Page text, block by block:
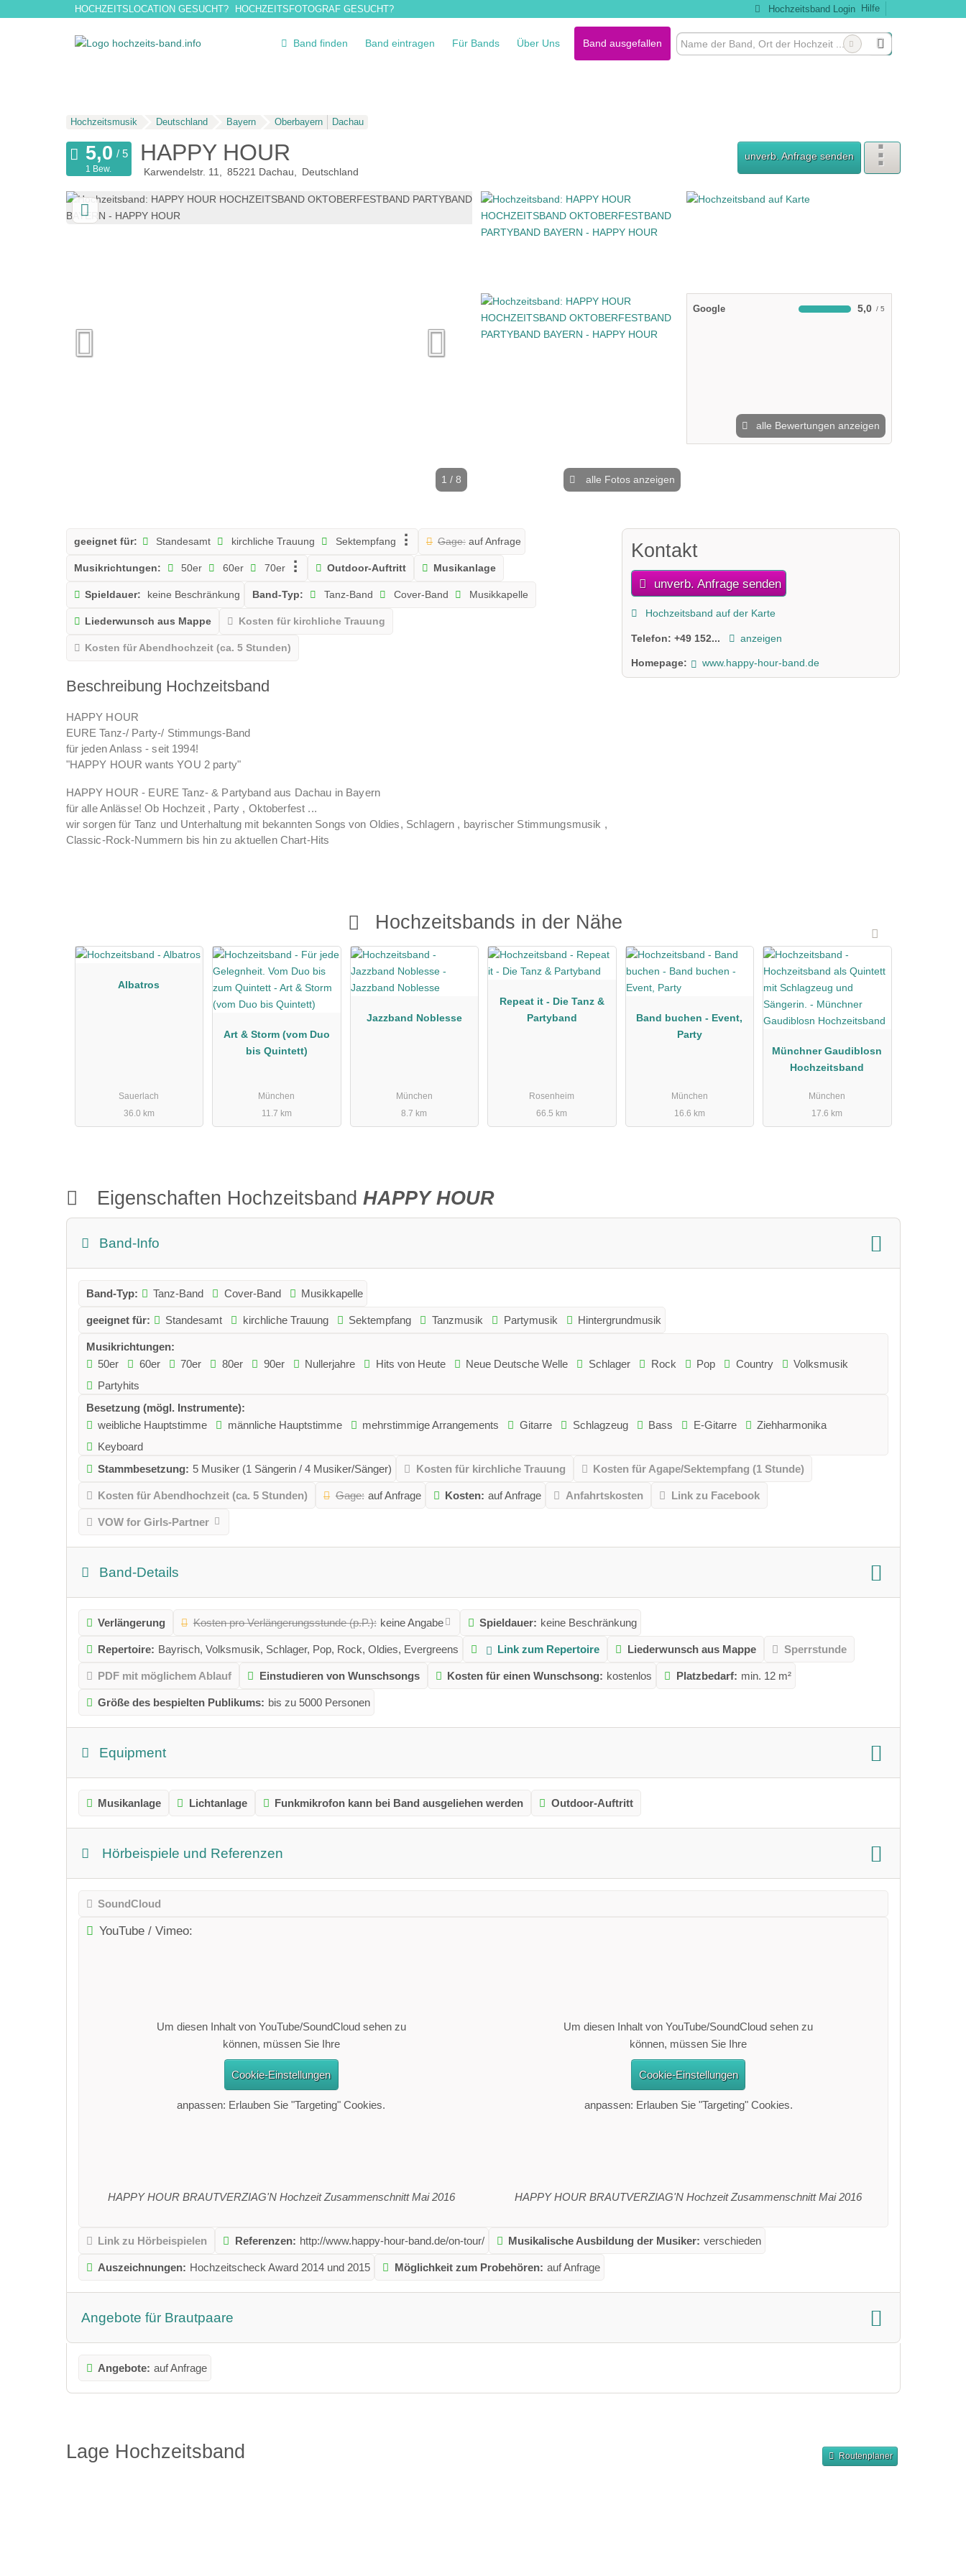
HOCHZEITSLOCATION GESUCHT? HOCHZEITSFOTOGRAF GESUCHT? Hochzeitsband Login Hilfe
Band finden Band eintragen Für Bands Über Uns Band ausgefallen
Hochzeitsmusik Deutschland Bayern Oberbayern Dachau
HAPPY HOUR
Karwendelstr. 11 85221 Dachau Deutschland
unverb. Anfrage senden
1 Bew.
1 / 8 alle Fotos anzeigen
Google 5,0
alle Bewertungen anzeigen
geeignet für: Standesamt kirchliche Trauung Sektempfang Gage: auf Anfrage
Musikrichtungen: 50er 60er 70er Outdoor-Auftritt Musikanlage
Spieldauer: keine Beschränkung Band-Typ: Tanz-Band Cover-Band Musikkapelle
Liederwunsch aus Mappe Kosten für kirchliche Trauung
Kosten für Abendhochzeit (ca. 5 Stunden)
Beschreibung Hochzeitsband
HAPPY HOUR
EURE Tanz-/ Party-/ Stimmungs-Band
für jeden Anlass - seit 1994!
"HAPPY HOUR wants YOU 2 party"
HAPPY HOUR - EURE Tanz- & Partyband aus Dachau in Bayern
für alle Anlässe! Ob Hochzeit , Party , Oktoberfest ...
wir sorgen für Tanz und Unterhaltung mit bekannten Songs von Oldies, Schlagern , bayrischer Stimmungsmusik ,
Classic-Rock-Nummern bis hin zu aktuellen Chart-Hits
Kontakt
unverb. Anfrage senden
Hochzeitsband auf der Karte
Telefon:+49 152... anzeigen
Homepage: www.happy-hour-band.de
Hochzeitsbands in der Nähe
Albatros
Sauerlach
36.0 km
Art & Storm (vom Duo
bis Quintett)
München
11.7 km
Jazzband Noblesse
München
8.7 km
Repeat it - Die Tanz &
Partyband
Rosenheim
66.5 km
Band buchen - Event,
Party
München
16.6 km
Münchner Gaudiblosn
Hochzeitsband
München
17.6 km
Eigenschaften HochzeitsbandHAPPY HOUR
Band-Info
Band-Typ: Tanz-Band Cover-Band Musikkapelle
geeignet für: Standesamt kirchliche Trauung Sektempfang Tanzmusik Partymusik Hintergrundmusik
Musikrichtungen:
50er
60er 70er 80er 90er Nullerjahre Hits von Heute Neue Deutsche Welle Schlager Rock Pop Country
Volksmusik
Partyhits
Besetzung (mögl. Instrumente):
weibliche Hauptstimme
männliche Hauptstimme mehrstimmige Arrangements Gitarre Schlagzeug Bass E-Gitarre
Ziehharmonika
Keyboard
Stammbesetzung: 5 Musiker (1 Sängerin / 4 Musiker/Sänger) Kosten für kirchliche Trauung Kosten für Agape/Sektempfang (1 Stunde)
Kosten für Abendhochzeit (ca. 5 Stunden) Gage: auf Anfrage Kosten: auf Anfrage Anfahrtskosten Link zu Facebook
VOW for Girls-Partner
Band-Details
Verlängerung Kosten pro Verlängerungsstunde (p.P.): keine Angabe Spieldauer: keine Beschränkung
Repertoire: Bayrisch, Volksmusik, Schlager, Pop, Rock, Oldies, Evergreens Link zum Repertoire Liederwunsch aus Mappe Sperrstunde
PDF mit möglichem Ablauf Einstudieren von Wunschsongs Kosten für einen Wunschsong: kostenlos Platzbedarf: min. 12 m²
Größe des bespielten Publikums: bis zu 5000 Personen
Equipment
Musikanlage Lichtanlage Funkmikrofon kann bei Band ausgeliehen werden Outdoor-Auftritt
Hörbeispiele und Referenzen
SoundCloud
YouTube / Vimeo:
Um diesen Inhalt von YouTube/SoundCloud sehen zu
können, müssen Sie Ihre
Cookie-Einstellungen
anpassen: Erlauben Sie "Targeting" Cookies.
HAPPY HOUR BRAUTVERZIAG'N Hochzeit Zusammenschnitt Mai 2016
Um diesen Inhalt von YouTube/SoundCloud sehen zu
können, müssen Sie Ihre
Cookie-Einstellungen
anpassen: Erlauben Sie "Targeting" Cookies.
HAPPY HOUR BRAUTVERZIAG'N Hochzeit Zusammenschnitt Mai 2016
Link zu Hörbeispielen Referenzen: http://www.happy-hour-band.de/on-tour/ Musikalische Ausbildung der Musiker: verschieden
Auszeichnungen: Hochzeitscheck Award 2014 und 2015 Möglichkeit zum Probehören: auf Anfrage
Angebote für Brautpaare
Angebote: auf Anfrage
Lage Hochzeitsband Routenplaner